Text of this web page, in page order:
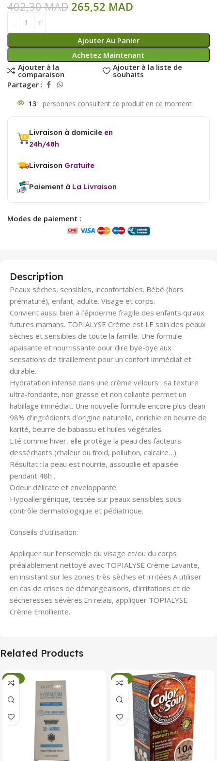
402,30MAD 265,52 MAD
Ajouter Au Panier
Achetez Maintenant
Ajouter à la
comparaison
Ajouter à la liste de
souhaits
Partager :
13
Livraison à domicile en
24h/48h
Livraison Gratuite
Paiement à La Livraison
Modes de paiement :
Description
Peaux sèches, sensibles, inconfortables. Bébé (hors
prématuré), enfant, adulte. Visage et corps.
Convient aussi bien à l’épiderme fragile des enfants qu’aux
futures mamans. TOPIALYSE Crème est LE soin des peaux
sèches et sensibles de toute la famille. Une formule
apaisante et nourrissante pour dire bye-bye aux
sensations de tiraillement pour un confort immédiat et
durable.
Hydratation intense dans une crème velours : sa texture
ultra-fondante, non grasse et non collante permet un
habillage immédiat. Une nouvelle formule encore plus clean
98% d’ingrédients d’origine naturelle, enrichie en beurre de
karité, beurre de babassu et huiles végétales.
Eté comme hiver, elle protège la peau des facteurs
desséchants (chaleur ou froid, pollution, calcaire…).
Résultat : la peau est nourrie, assouplie et apaisée
pendant 48h .
Odeur délicate et enveloppante.
Hypoallergénique, testée sur peaux sensibles sous
contrôle dermatologique et pédiatrique.
Conseils d’utilisation:
Appliquer sur l’ensemble du visage et/ou du corps
préalablement nettoyé avec TOPIALYSE Crème Lavante,
en insistant sur les zones très sèches et irritées.A utiliser
en cas de crises de démangeaisons, d’irritations et de
sécheresses sévères.En relais, appliquer TOPIALYSE
Crème Emolliente.
Related Products
-34% -34%